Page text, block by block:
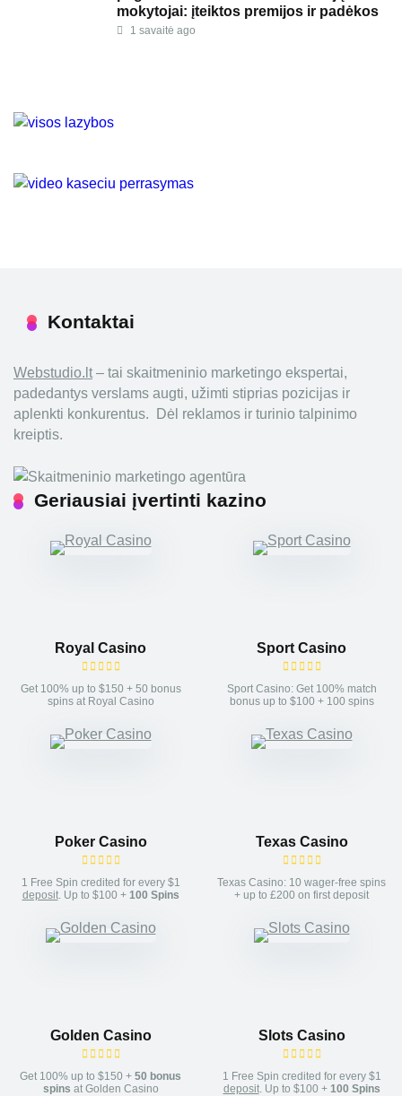
mokytojai: įteiktos premijos ir padėkos
1 savaitė ago
Kontaktai
Webstudio.lt – tai skaitmeninio marketingo ekspertai,
padedantys verslams augti, užimti stiprias pozicijas ir
aplenkti konkurentus. Dėl reklamos ir turinio talpinimo
kreiptis.
Geriausiai įvertinti kazino
Royal Casino
Get 100% up to $150 + 50 bonus
spins at Royal Casino
Sport Casino
Sport Casino: Get 100% match
bonus up to $100 + 100 spins
Poker Casino
1 Free Spin credited for every $1
deposit. Up to $100 + 100 Spins
Texas Casino
Texas Casino: 10 wager-free spins
+ up to £200 on first deposit
Golden Casino
Get 100% up to $150 + 50 bonus
spins at Golden Casino
Slots Casino
1 Free Spin credited for every $1
deposit. Up to $100 + 100 Spins